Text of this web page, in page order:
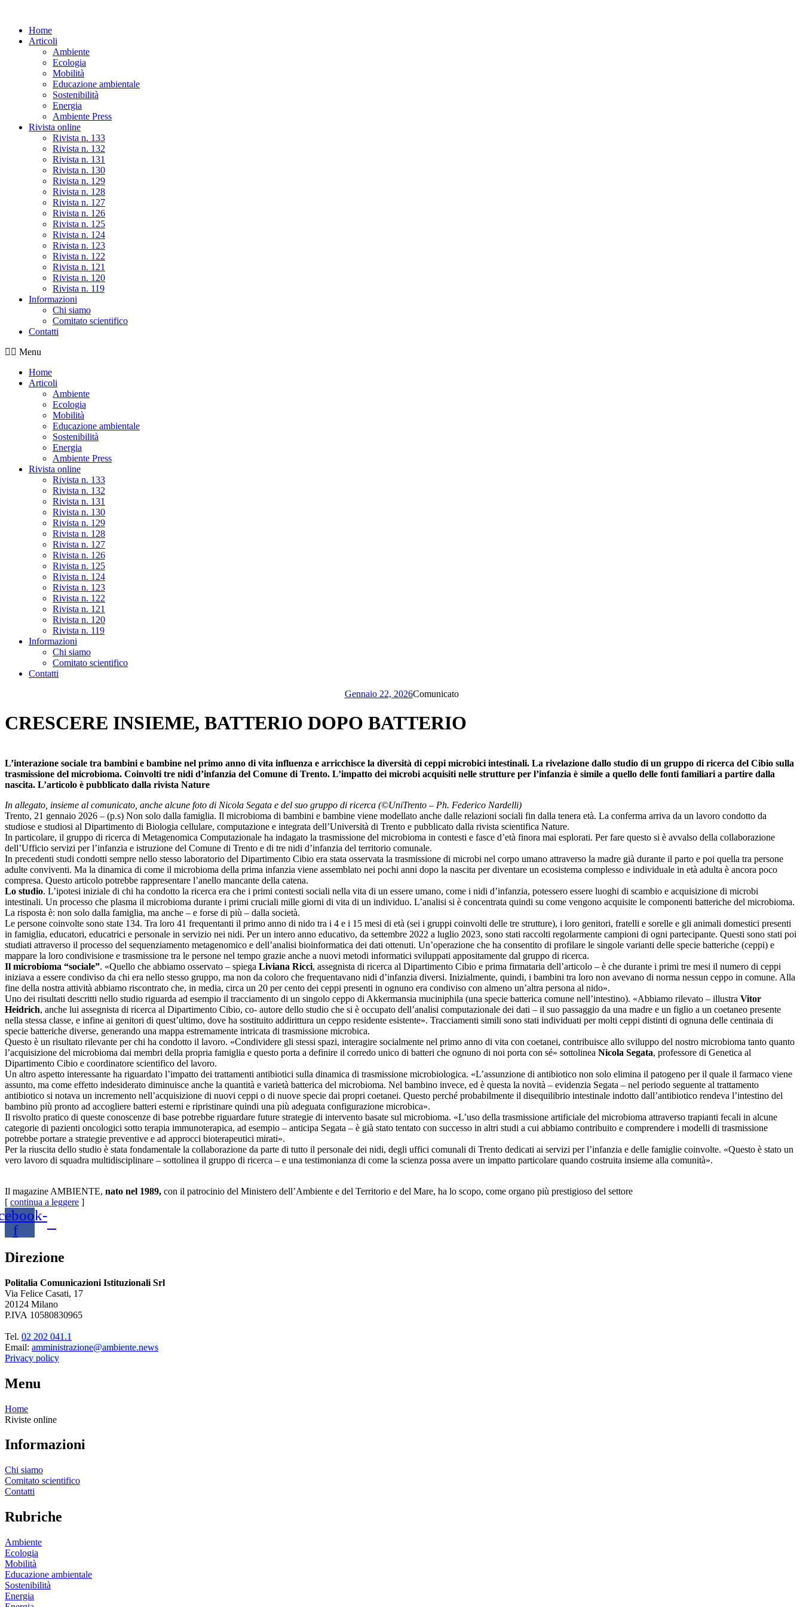
content
Home
Articoli
Ambiente
Ecologia
Mobilità
Educazione ambientale
Sostenibilità
Energia
Ambiente Press
Rivista online
Rivista n. 133
Rivista n. 132
Rivista n. 131
Rivista n. 130
Rivista n. 129
Rivista n. 128
Rivista n. 127
Rivista n. 126
Rivista n. 125
Rivista n. 124
Rivista n. 123
Rivista n. 122
Rivista n. 121
Rivista n. 120
Rivista n. 119
Informazioni
Chi siamo
Comitato scientifico
Contatti
Menu
Home
Articoli
Ambiente
Ecologia
Mobilità
Educazione ambientale
Sostenibilità
Energia
Ambiente Press
Rivista online
Rivista n. 133
Rivista n. 132
Rivista n. 131
Rivista n. 130
Rivista n. 129
Rivista n. 128
Rivista n. 127
Rivista n. 126
Rivista n. 125
Rivista n. 124
Rivista n. 123
Rivista n. 122
Rivista n. 121
Rivista n. 120
Rivista n. 119
Informazioni
Chi siamo
Comitato scientifico
Contatti
Gennaio 22, 2026Comunicato
CRESCERE INSIEME, BATTERIO DOPO BATTERIO
L’interazione sociale tra bambini e bambine nel primo anno di vita influenza e arricchisce la diversità di ceppi microbici intestinali. La rivelazione dallo studio di un gruppo di ricerca del Cibio sulla
trasmissione del microbioma. Coinvolti tre nidi d’infanzia del Comune di Trento. L’impatto dei microbi acquisiti nelle strutture per l’infanzia è simile a quello delle fonti familiari a partire dalla
nascita. L’articolo è pubblicato dalla rivista Nature
In allegato, insieme al comunicato, anche alcune foto di Nicola Segata e del suo gruppo di ricerca (©UniTrento – Ph. Federico Nardelli)
Trento, 21 gennaio 2026 – (p.s) Non solo dalla famiglia. Il microbioma di bambini e bambine viene modellato anche dalle relazioni sociali fin dalla tenera età. La conferma arriva da un lavoro condotto da
studiose e studiosi al Dipartimento di Biologia cellulare, computazione e integrata dell’Università di Trento e pubblicato dalla rivista scientifica Nature.
In particolare, il gruppo di ricerca di Metagenomica Computazionale ha indagato la trasmissione del microbioma in contesti e fasce d’età finora mai esplorati. Per fare questo si è avvalso della collaborazione
dell’Ufficio servizi per l’infanzia e istruzione del Comune di Trento e di tre nidi d’infanzia del territorio comunale.
In precedenti studi condotti sempre nello stesso laboratorio del Dipartimento Cibio era stata osservata la trasmissione di microbi nel corpo umano attraverso la madre già durante il parto e poi quella tra persone
adulte conviventi. Ma la dinamica di come il microbioma della prima infanzia viene assemblato nei pochi anni dopo la nascita per diventare un ecosistema complesso e individuale in età adulta è ancora poco
compresa. Questo articolo potrebbe rappresentare l’anello mancante della catena.
Lo studio. L’ipotesi iniziale di chi ha condotto la ricerca era che i primi contesti sociali nella vita di un essere umano, come i nidi d’infanzia, potessero essere luoghi di scambio e acquisizione di microbi
intestinali. Un processo che plasma il microbioma durante i primi cruciali mille giorni di vita di un individuo. L’analisi si è concentrata quindi su come vengono acquisite le componenti batteriche del microbioma.
La risposta è: non solo dalla famiglia, ma anche – e forse di più – dalla società.
Le persone coinvolte sono state 134. Tra loro 41 frequentanti il primo anno di nido tra i 4 e i 15 mesi di età (sei i gruppi coinvolti delle tre strutture), i loro genitori, fratelli e sorelle e gli animali domestici presenti
in famiglia, educatori, educatrici e personale in servizio nei nidi. Per un intero anno educativo, da settembre 2022 a luglio 2023, sono stati raccolti regolarmente campioni di ogni partecipante. Questi sono stati poi
studiati attraverso il processo del sequenziamento metagenomico e dell’analisi bioinformatica dei dati ottenuti. Un’operazione che ha consentito di profilare le singole varianti delle specie batteriche (ceppi) e
mappare la loro condivisione e trasmissione tra le persone nel tempo grazie anche a nuovi metodi informatici sviluppati appositamente dal gruppo di ricerca.
Il microbioma “sociale”. «Quello che abbiamo osservato – spiega Liviana Ricci, assegnista di ricerca al Dipartimento Cibio e prima firmataria dell’articolo – è che durante i primi tre mesi il numero di ceppi
iniziava a essere condiviso da chi era nello stesso gruppo, ma non da coloro che frequentavano nidi d’infanzia diversi. Inizialmente, quindi, i bambini tra loro non avevano di norma nessun ceppo in comune. Alla
fine della nostra attività abbiamo riscontrato che, in media, circa un 20 per cento dei ceppi presenti in ognuno era condiviso con almeno un’altra persona al nido».
Uno dei risultati descritti nello studio riguarda ad esempio il tracciamento di un singolo ceppo di Akkermansia muciniphila (una specie batterica comune nell’intestino). «Abbiamo rilevato – illustra Vitor
Heidrich, anche lui assegnista di ricerca al Dipartimento Cibio, co- autore dello studio che si è occupato dell’analisi computazionale dei dati – il suo passaggio da una madre e un figlio a un coetaneo presente
nella stessa classe, e infine ai genitori di quest’ultimo, dove ha sostituito addirittura un ceppo residente esistente». Tracciamenti simili sono stati individuati per molti ceppi distinti di ognuna delle centinaia di
specie batteriche diverse, generando una mappa estremamente intricata di trasmissione microbica.
Questo è un risultato rilevante per chi ha condotto il lavoro. «Condividere gli stessi spazi, interagire socialmente nel primo anno di vita con coetanei, contribuisce allo sviluppo del nostro microbioma tanto quanto
l’acquisizione del microbioma dai membri della propria famiglia e questo porta a definire il corredo unico di batteri che ognuno di noi porta con sé» sottolinea Nicola Segata, professore di Genetica al
Dipartimento Cibio e coordinatore scientifico del lavoro.
Un altro aspetto interessante ha riguardato l’impatto dei trattamenti antibiotici sulla dinamica di trasmissione microbiologica. «L’assunzione di antibiotico non solo elimina il patogeno per il quale il farmaco viene
assunto, ma come effetto indesiderato diminuisce anche la quantità e varietà batterica del microbioma. Nel bambino invece, ed è questa la novità – evidenzia Segata – nel periodo seguente al trattamento
antibiotico si notava un incremento nell’acquisizione di nuovi ceppi o di nuove specie dai propri coetanei. Questo perché probabilmente il disequilibrio intestinale indotto dall’antibiotico rendeva l’intestino del
bambino più pronto ad accogliere batteri esterni e ripristinare quindi una più adeguata configurazione microbica».
Il risvolto pratico di queste conoscenze di base potrebbe riguardare future strategie di intervento basate sul microbioma. «L’uso della trasmissione artificiale del microbioma attraverso trapianti fecali in alcune
categorie di pazienti oncologici sotto terapia immunoterapica, ad esempio – anticipa Segata – è già stato tentato con successo in altri studi a cui abbiamo contribuito e comprendere i modelli di trasmissione
potrebbe portare a strategie preventive e ad approcci bioterapeutici mirati».
Per la riuscita dello studio è stata fondamentale la collaborazione da parte di tutto il personale dei nidi, degli uffici comunali di Trento dedicati ai servizi per l’infanzia e delle famiglie coinvolte. «Questo è stato un
vero lavoro di squadra multidisciplinare – sottolinea il gruppo di ricerca – e una testimonianza di come la scienza possa avere un impatto particolare quando costruita insieme alla comunità».
Il magazine AMBIENTE, nato nel 1989, con il patrocinio del Ministero dell’Ambiente e del Territorio e del Mare, ha lo scopo, come organo più prestigioso del settore
[ continua a leggere ]
f
Direzione
Politalia Comunicazioni Istituzionali Srl
Via Felice Casati, 17
20124 Milano
P.IVA 10580830965
Tel. 02 202 041.1
Email: amministrazione@ambiente.news
Privacy policy
Menu
Home
Riviste online
Informazioni
Chi siamo
Comitato scientifico
Contatti
Rubriche
Ambiente
Ecologia
Mobilità
Educazione ambientale
Sostenibilità
Energia